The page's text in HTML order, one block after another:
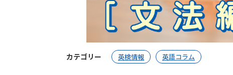
カテゴリー 英検情報 英語コラム